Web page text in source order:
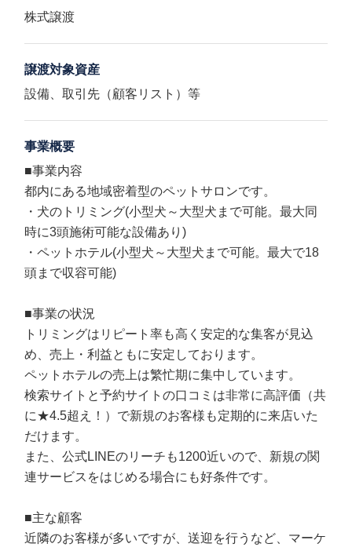
株式譲渡
譲渡対象資産
設備、取引先（顧客リスト）等
事業概要
■事業内容
都内にある地域密着型のペットサロンです。
・犬のトリミング(小型犬～大型犬まで可能。最大同
時に3頭施術可能な設備あり)
・ペットホテル(小型犬～大型犬まで可能。最大で18
頭まで収容可能)
■事業の状況
トリミングはリピート率も高く安定的な集客が見込
め、売上・利益ともに安定しております。
ペットホテルの売上は繁忙期に集中しています。
検索サイトと予約サイトの口コミは非常に高評価（共
に★4.5超え！）で新規のお客様も定期的に来店いた
だけます。
また、公式LINEのリーチも1200近いので、新規の関
連サービスをはじめる場合にも好条件です。
■主な顧客
近隣のお客様が多いですが、送迎を行うなど、マーケ